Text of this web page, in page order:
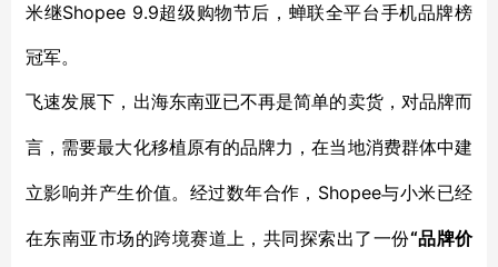
米继Shopee 9.9超级购物节后，蝉联全平台手机品牌榜
冠军。
飞速发展下，出海东南亚已不再是简单的卖货，对品牌而
言，需要最大化移植原有的品牌力，在当地消费群体中建
立影响并产生价值。经过数年合作， Shopee与小米已经
在东南亚市场的跨境赛道上，共同探索出了一份“品牌价